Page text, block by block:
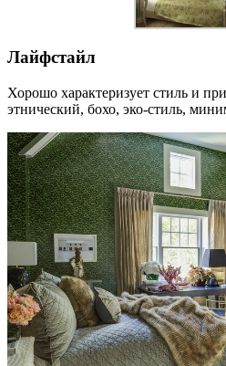
Лайфстайл
Хорошо характеризует стиль и
этнический, бохо, эко-стиль,